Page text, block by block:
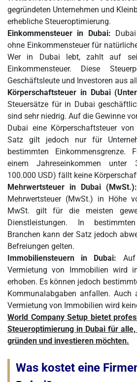
gegründeten Unternehmen und
erhebliche Steueroptimierung.
Einkommensteuer in Dubai:
ohne Einkommensteuer für
Wer in Dubai lebt, zahlt auf
Einkommensteuer. Diese
Geschäftsleute und Investoren aus
Körperschaftsteuer in Dubai
Steuersätze für in Dubai
sind sehr niedrig. Auf die Gewinne
Dubai eine Körperschaftsteuer
Satz gilt jedoch nur für
bestimmten Einkommensgrenze.
einem Jahreseinkommen unter
100.000 USD) fällt keine
Mehrwertsteuer in Dubai (MwSt.):
Mehrwertsteuer (MwSt.) in Höhe
MwSt. gilt für die meisten
Dienstleistungen. In
Branchen kann der Satz jedoch
Befreiungen gelten.
Immobiliensteuern in Dubai: Auf
Vermietung von Immobilien wird
erhoben. Es können jedoch
Kommunalabgaben anfallen. Auch
Vermietung von Immobilien wird
World Company Setup bietet
Steueroptimierung in Dubai für
gründen und investieren möchten.
Was kostet eine